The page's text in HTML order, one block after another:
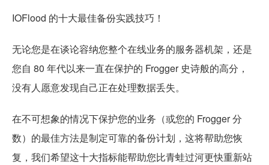
IOFlood 的十大最佳备份实践技巧！
无论您是在谈论容纳您整个在线业务的服务器机架，还是
您自 80 年代以来一直在保护的 Frogger 史诗般的高分，
没有人愿意发现自己正在处理数据丢失。
在不可想象的情况下保护您的业务（或您的 Frogger 分
数）的最佳方法是制定可靠的备份计划，这将帮助您恢
复，我们希望这十大指标能帮助您比青蛙过河更快重新站